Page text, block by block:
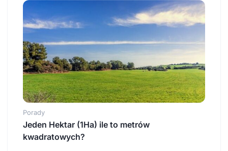
Porady
Jeden Hektar (1Ha) ile to metrów
kwadratowych?